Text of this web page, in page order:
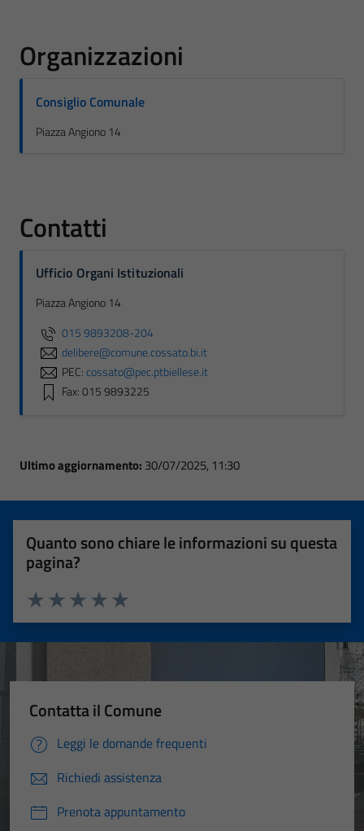
Organizzazioni
Consiglio Comunale
Piazza Angiono 14
Contatti
Ufficio Organi Istituzionali
Piazza Angiono 14
015 9893208-204
delibere@comune.cossato.bi.it
PEC:cossato@pec.ptbiellese.it
Fax: 015 9893225
Ultimo aggiornamento: 30/07/2025, 11:30
Quanto sono chiare le informazioni su questa
pagina?
Valuta 5 stelle su 5
Valuta 4 stelle su 5
Valuta 3 stelle su 5
Valuta 2 stelle su 5
Valuta 1 stelle su 5
Contatta il Comune
Leggi le domande frequenti
Richiedi assistenza
Prenota appuntamento